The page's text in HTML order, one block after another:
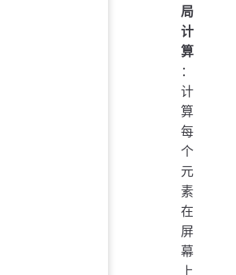
局
计
算
：
计
算
每
个
元
素
在
屏
幕
上